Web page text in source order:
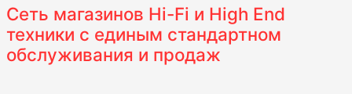
Сеть магазинов Hi-Fi и High End
техники с единым стандартном
обслуживания и продаж